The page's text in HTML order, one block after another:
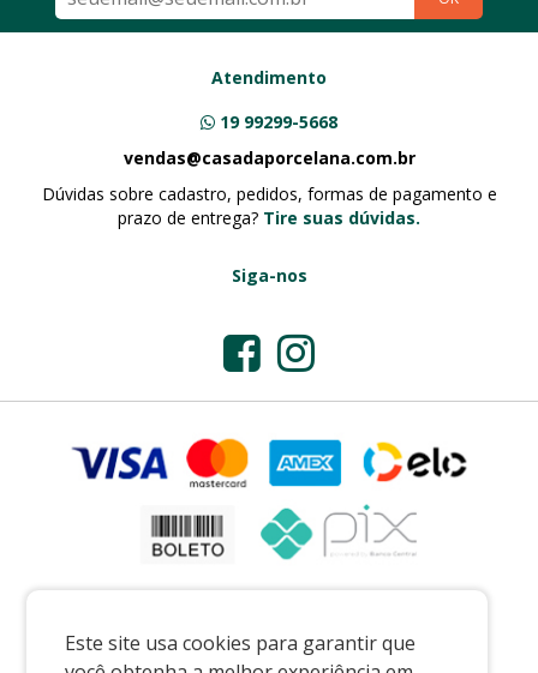
Este site usa cookies para garantir que
Atendimento
19 99299-5668
vendas@casadaporcelana.com.br
Dúvidas sobre cadastro, pedidos, formas de pagamento e
prazo de entrega? Tire suas dúvidas.
Siga-nos